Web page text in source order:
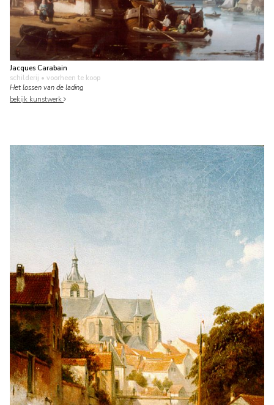
Jacques Carabain
schilderij • voorheen te koop
Het lossen van de lading
bekijk kunstwerk